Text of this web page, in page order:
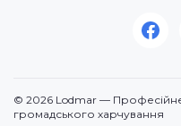
Кавове
© 2026 Lodmar —
громадського харчування